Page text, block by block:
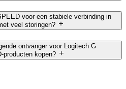
voor een stabiele verbinding in
veel storingen?
ontvanger voor Logitech G
producten kopen?